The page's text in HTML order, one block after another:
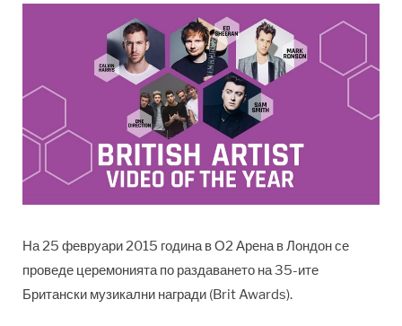
На 25 февруари 2015 година в О2 Арена в Лондон се
проведе церемонията по раздаването на 35-ите
Британски музикални награди (Brit Awards).